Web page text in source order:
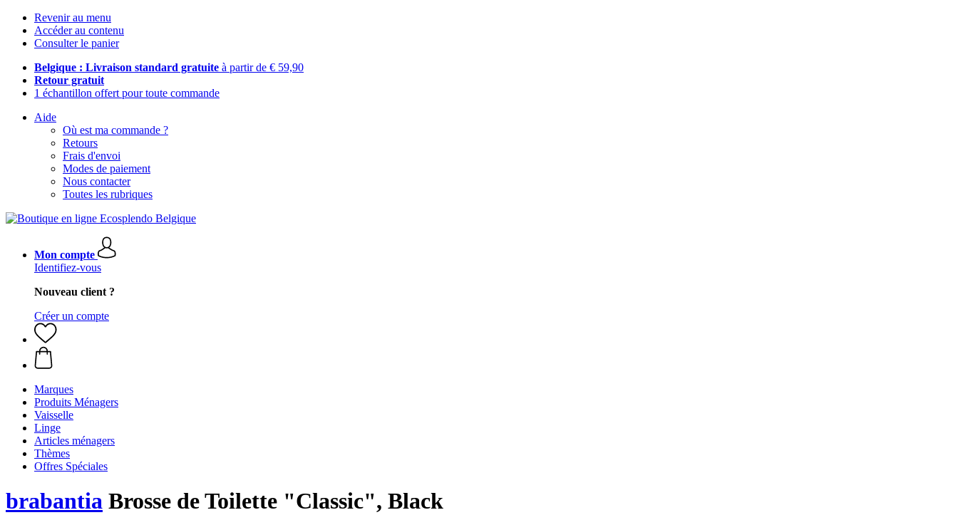
Revenir au menu
Accéder au contenu
Consulter le panier
Belgique : Livraison standard gratuite à partir de € 59,90
Retour gratuit
1 échantillon offert pour toute commande
Aide
Où est ma commande ?
Retours
Frais d'envoi
Modes de paiement
Nous contacter
Toutes les rubriques
Mon compte
Identifiez-vous
Nouveau client ?
Créer un compte
Marques
Produits Ménagers
Vaisselle
Linge
Articles ménagers
Thèmes
Offres Spéciales
brabantia Brosse de Toilette "Classic", Black